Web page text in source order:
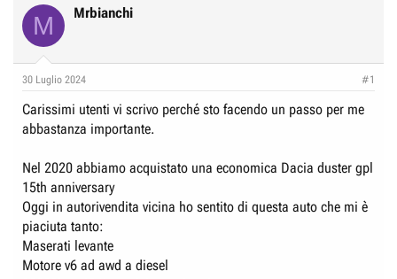
t
o
e
i
s
c
u
s
s
i
o
d
z
i
M Mrbianchi
30 Luglio 2024 #1
Carissimi utenti vi scrivo perché sto facendo un passo per me
abbastanza importante.
Nel 2020 abbiamo acquistato una economica Dacia duster gpl
15th anniversary
Oggi in autorivendita vicina ho sentito di questa auto che mi è
piaciuta tanto:
Maserati levante
Motore v6 ad awd a diesel